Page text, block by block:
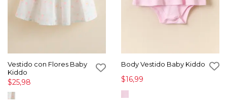
Vestido con Flores Baby
Kiddo
$25,98
Body Vestido Baby Kiddo
$16,99